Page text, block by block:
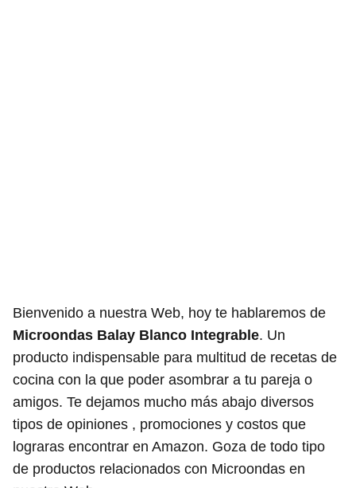
Bienvenido a nuestra Web, hoy te hablaremos de
Microondas Balay Blanco Integrable. Un
producto indispensable para multitud de recetas de
cocina con la que poder asombrar a tu pareja o
amigos. Te dejamos mucho más abajo diversos
tipos de opiniones , promociones y costos que
lograras encontrar en Amazon. Goza de todo tipo
de productos relacionados con Microondas en